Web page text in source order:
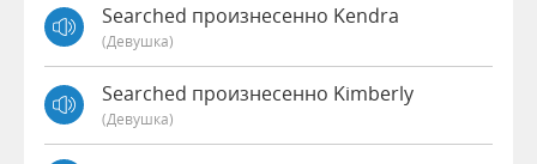
Searched произнесенно Kendra
(девушка)
Searched произнесенно Kimberly
(девушка)